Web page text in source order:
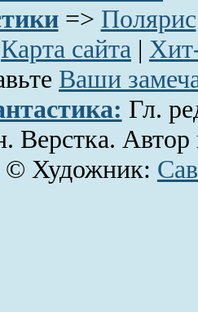
=> Полярис
Карта сайта |
Ваши
Гл.
Верстка.
© Художник: